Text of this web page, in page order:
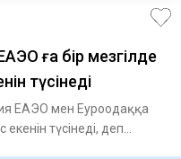
ға бір мезгілде
түсінеді
ЕАЭО мен Еуроодаққа
түсінеді, деп